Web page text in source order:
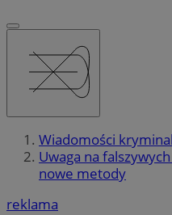
Wiadomości
Uwaga na
nowe metody
reklama